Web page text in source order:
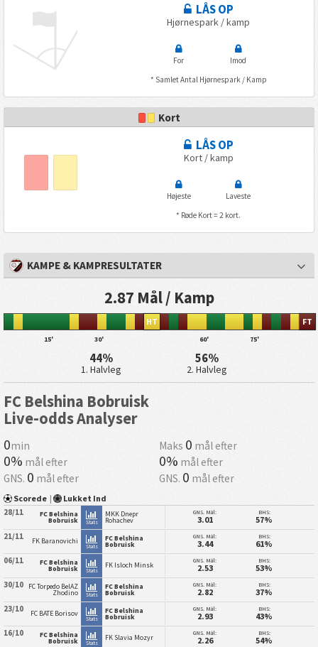
LÅS OP
Hjørnespark / kamp
For
Imod
* Samlet Antal Hjørnespark / Kamp
Kort
LÅS OP
Kort / kamp
Højeste
Laveste
* Røde Kort = 2 kort.
KAMPE & KAMPRESULTATER
2.87 Mål / Kamp
15' 30'
HT
60' 75'
FT
44%
1. Halvleg
56%
2. Halvleg
FC Belshina Bobruisk
Live-odds Analyser
0min Maks 0 mål efter
0% mål efter 0% mål efter
GNS. 0 mål efter GNS. 0 mål efter
Scorede | Lukket Ind
28/11 FC Belshina
Bobruisk Stats
MKK Dnepr
Rohachev
GNS. Mål:
3.01
BHS:
57%
21/11 FK Baranovichi
Stats
FC Belshina
Bobruisk
GNS. Mål:
3.44
BHS:
61%
06/11 FC Belshina
Bobruisk Stats
FK Isloch Minsk GNS. Mål:
2.53
BHS:
53%
30/10 FC Torpedo BelAZ
Zhodino Stats
FC Belshina
Bobruisk
GNS. Mål:
2.82
BHS:
37%
23/10 FC BATE Borisov
Stats
FC Belshina
Bobruisk
GNS. Mål:
2.93
BHS:
43%
16/10 FC Belshina
Bobruisk Stats
FK Slavia Mozyr GNS. Mål:
2.26
BHS:
54%